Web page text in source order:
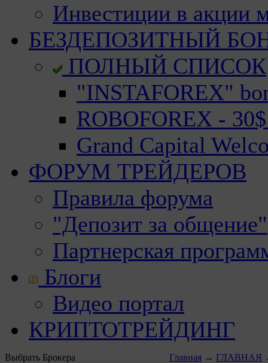
Инвестиции в акции
БЕЗДЕПОЗИТНЫЙ
ПОЛНЫЙ СПИСОК
"INSTAFOREX"
ROBOFOREX -
Grand Capital
ФОРУМ ТРЕЙДЕРОВ
Правила форума
"Депозит за общение"
Партнерская
Блоги
Видео портал
КРИПТОТРЕЙДИНГ
Выбрать Брокера Главная → ГЛАВНАЯ